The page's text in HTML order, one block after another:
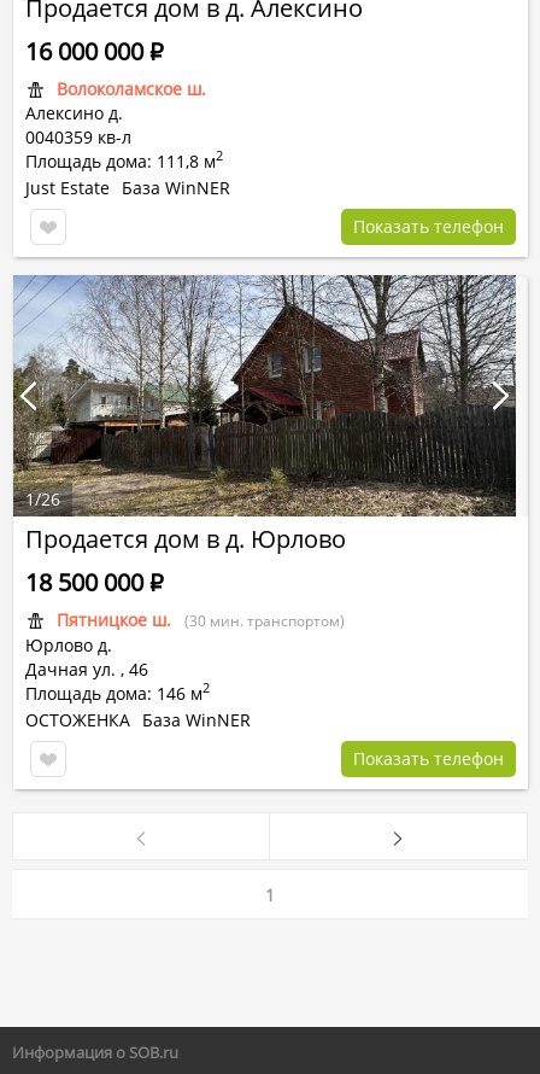
Продается дом в д. Алексино
Волоколамское ш.
Алексино д.
0040359 кв-л
Площадь дома: 111,8 м2
16 000 000Р
Just Estate База WinNER
Показать телефон
Продается дом в д. Юрлово
Пятницкое ш. (30 мин. транспортом)
Юрлово д.
Дачная ул. , 46
Площадь дома: 146 м2
18 500 000Р
ОСТОЖЕНКА База WinNER
Показать телефон
1/26
1
Информация о SOB.ru